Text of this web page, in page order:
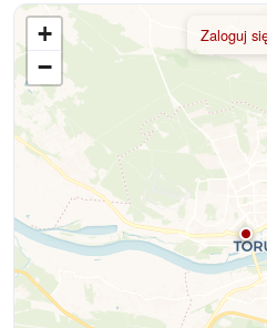
+
−
Zaloguj